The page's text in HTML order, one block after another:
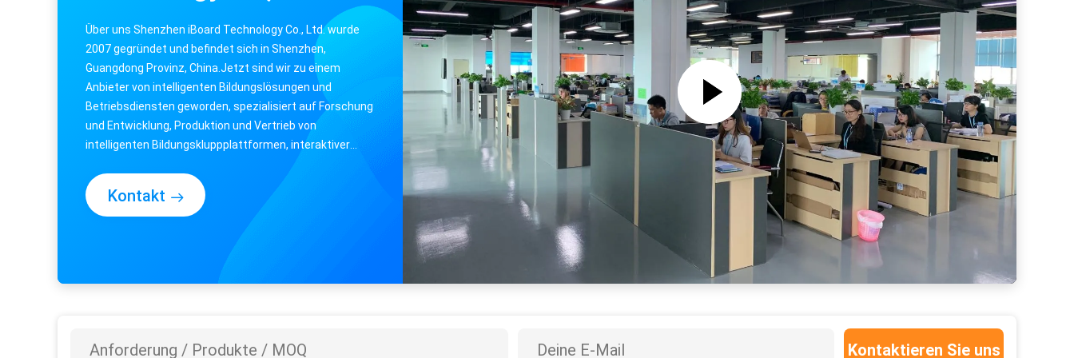
Nano-Oberflächenprojektions-Markierung verschalt Hafen USBs HDMI VGA
Über uns Shenzhen iBoard Technology Co., Ltd. wurde
2007 gegründet und befindet sich in Shenzhen,
Guangdong Provinz, China.Jetzt sind wir zu einem
Anbieter von intelligenten Bildungslösungen und
Betriebsdiensten geworden, spezialisiert auf Forschung
und Entwicklung, Produktion und Vertrieb von
intelligenten Bildungskluppplattformen, interaktiver
Unterrichtssoftware im Klassenzimmer, interaktiver ...
Kontakt
Kontaktieren Sie uns